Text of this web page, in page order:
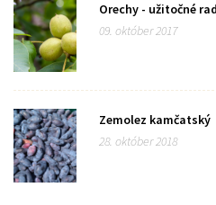
Orechy - užitočné
09. október 2017
Zemolez kamčatský
28. október 2018